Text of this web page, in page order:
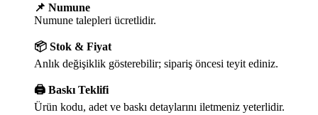
📌 Numune
Numune talepleri ücretlidir.
📦 Stok & Fiyat
Anlık değişiklik gösterebilir; sipariş öncesi teyit ediniz.
🖨️ Baskı Teklifi
Ürün kodu, adet ve baskı detaylarını iletmeniz yeterlidir.